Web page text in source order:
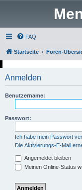
FAQ
Startseite Foren-
Anmelden
Benutzername:
Passwort:
Ich habe mein Passwort
Die Aktivierungs-E-Mail
Angemeldet bleiben
Meinen Online-Status